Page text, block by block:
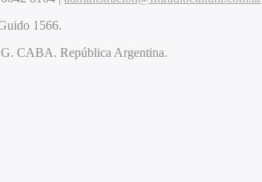
1566.
. CABA. República Argentina.